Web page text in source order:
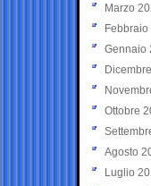
Marzo
Gennaio
Ottobre
Agosto
Luglio